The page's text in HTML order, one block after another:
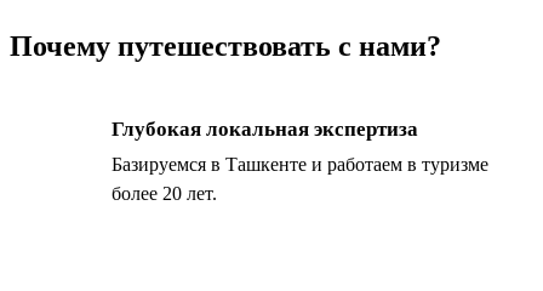
Почему путешествовать с нами?
Глубокая локальная экспертиза
Базируемся в Ташкенте и работаем в туризме
более 20 лет.